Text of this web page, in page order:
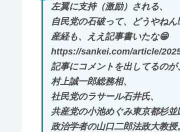
左翼に支持（激励）される、
自民党の石破って、どうやねん
産経も、ええ記事書いたな😁
https://sankei.com/article/
記事にコメントを出してるのが
村上誠一郎総務相、
社民党のラサール石井氏、
共産党の小池めぐみ東京都杉並
政治学者の山口二郎法政大教授